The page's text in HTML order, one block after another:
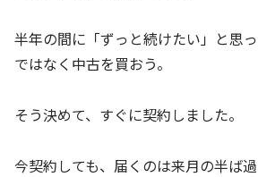
半年の間に「ずっと続けたい」と思
ではなく中古を買おう。
そう決めて、すぐに契約しました。
今契約しても、届くのは来月の半ば過